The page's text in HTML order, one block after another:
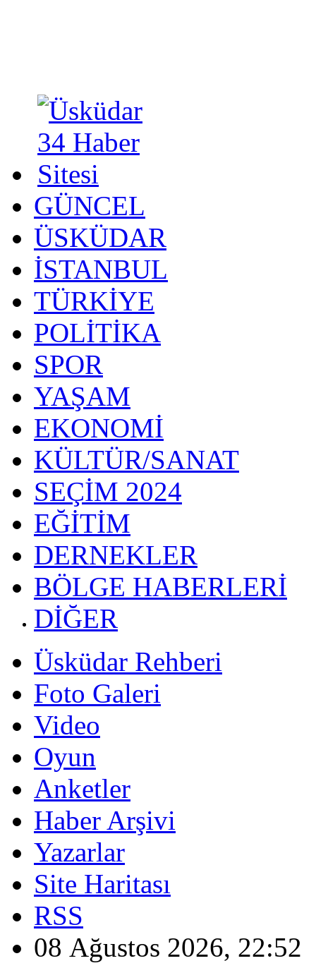
GÜNCEL
ÜSKÜDAR
İSTANBUL
TÜRKİYE
POLİTİKA
SPOR
YAŞAM
EKONOMİ
KÜLTÜR/SANAT
SEÇİM 2024
EĞİTİM
DERNEKLER
BÖLGE HABERLERİ
DİĞER
Üsküdar Rehberi
Foto Galeri
Video
Oyun
Anketler
Haber Arşivi
Yazarlar
Site Haritası
RSS
08 Ağustos 2026, 22:52